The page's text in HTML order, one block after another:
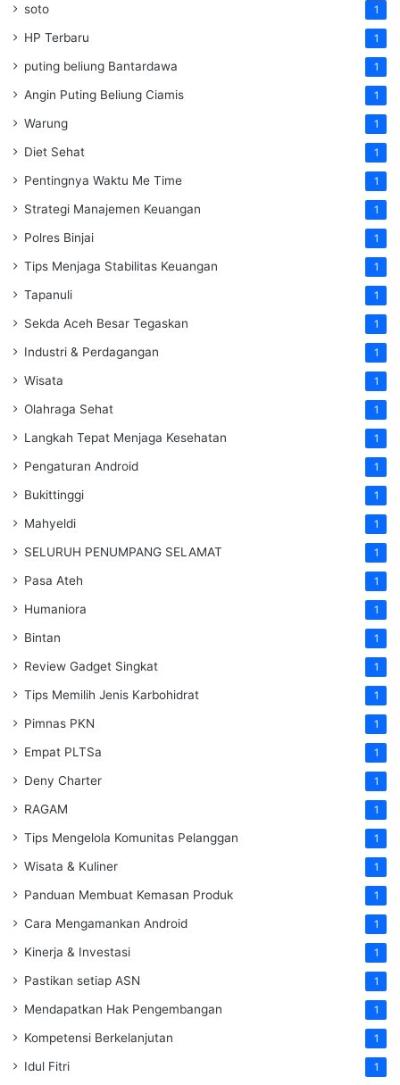
soto 1
HP Terbaru 1
puting beliung Bantardawa 1
Angin Puting Beliung Ciamis 1
Warung 1
Diet Sehat 1
Pentingnya Waktu Me Time 1
Strategi Manajemen Keuangan 1
Polres Binjai 1
Tips Menjaga Stabilitas Keuangan 1
Tapanuli 1
Sekda Aceh Besar Tegaskan 1
Industri & Perdagangan 1
Wisata 1
Olahraga Sehat 1
Langkah Tepat Menjaga Kesehatan 1
Pengaturan Android 1
Bukittinggi 1
Mahyeldi 1
SELURUH PENUMPANG SELAMAT 1
Pasa Ateh 1
Humaniora 1
Bintan 1
Review Gadget Singkat 1
Tips Memilih Jenis Karbohidrat 1
Pimnas PKN 1
Empat PLTSa 1
Deny Charter 1
RAGAM 1
Tips Mengelola Komunitas Pelanggan 1
Wisata & Kuliner 1
Panduan Membuat Kemasan Produk 1
Cara Mengamankan Android 1
Kinerja & Investasi 1
Pastikan setiap ASN 1
Mendapatkan Hak Pengembangan 1
Kompetensi Berkelanjutan 1
Idul Fitri 1